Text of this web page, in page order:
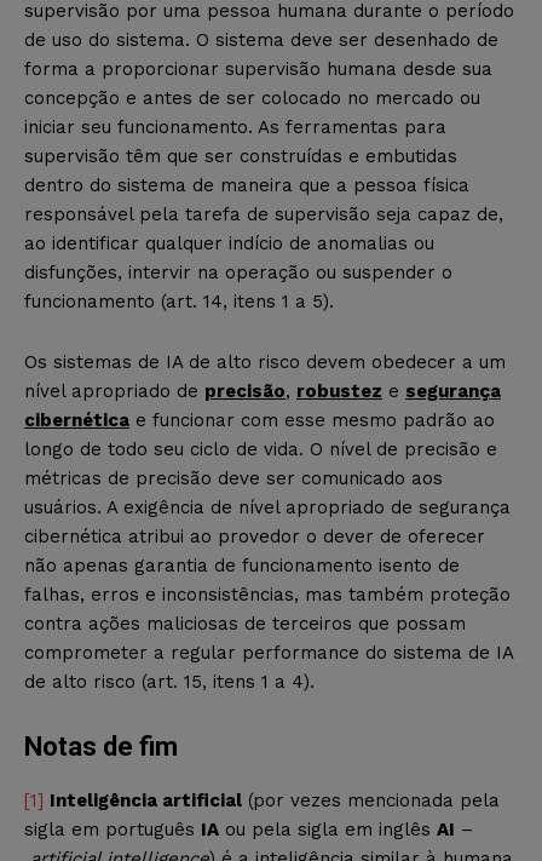
supervisão por uma pessoa humana durante o período
de uso do sistema. O sistema deve ser desenhado de
forma a proporcionar supervisão humana desde sua
concepção e antes de ser colocado no mercado ou
iniciar seu funcionamento. As ferramentas para
supervisão têm que ser construídas e embutidas
dentro do sistema de maneira que a pessoa física
responsável pela tarefa de supervisão seja capaz de,
ao identificar qualquer indício de anomalias ou
disfunções, intervir na operação ou suspender o
funcionamento (art. 14, itens 1 a 5).
Os sistemas de IA de alto risco devem obedecer a um
nível apropriado de precisão, robustez e segurança
cibernética e funcionar com esse mesmo padrão ao
longo de todo seu ciclo de vida. O nível de precisão e
métricas de precisão deve ser comunicado aos
usuários. A exigência de nível apropriado de segurança
cibernética atribui ao provedor o dever de oferecer
não apenas garantia de funcionamento isento de
falhas, erros e inconsistências, mas também proteção
contra ações maliciosas de terceiros que possam
comprometer a regular performance do sistema de IA
de alto risco (art. 15, itens 1 a 4).
Notas de fim
[1] Inteligência artificial (por vezes mencionada pela
sigla em português IA ou pela sigla em inglês AI –